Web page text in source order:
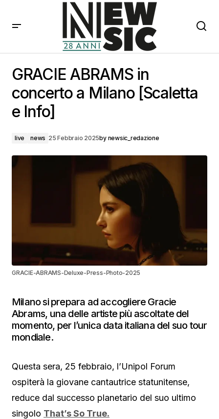
GRACIE ABRAMS in
concerto a Milano [Scaletta
e Info]
live news 25 Febbraio 2025by newsic_redazione
GRACIE-ABRAMS-Deluxe-Press-Photo-2025
Milano si prepara ad accogliere Gracie
Abrams, una delle artiste più ascoltate del
momento, per l’unica data italiana del suo tour
mondiale.
Questa sera, 25 febbraio, l’Unipol Forum
ospiterà la giovane cantautrice statunitense,
reduce dal successo planetario del suo ultimo
singolo That’s So True.